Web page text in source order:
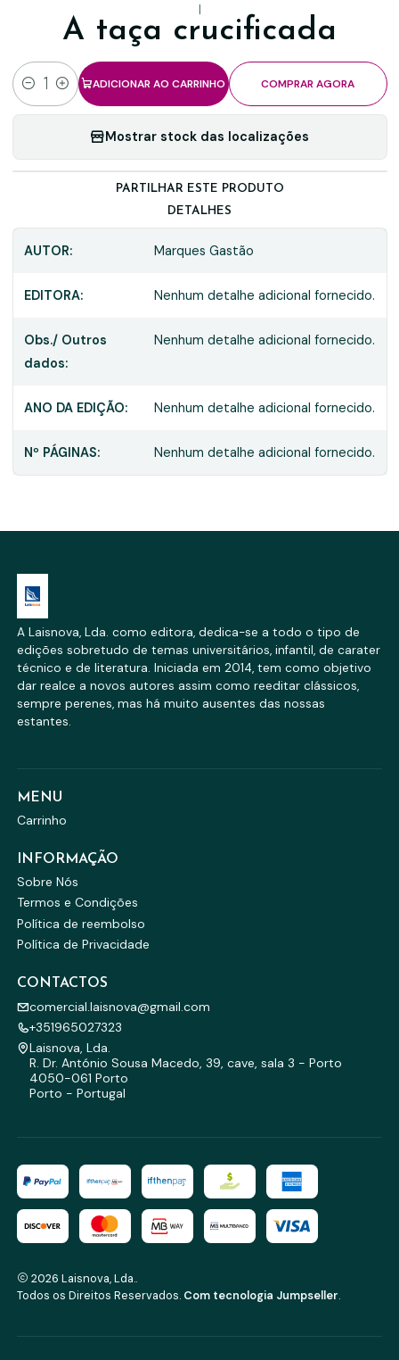
|
A taça crucificada
Quantidade
ADICIONAR AO CARRINHO COMPRAR AGORA
Mostrar stock das localizações
PARTILHAR ESTE PRODUTO
DETALHES
AUTOR: Marques Gastão
EDITORA: Nenhum detalhe adicional fornecido.
Obs./ Outros
dados:
Nenhum detalhe adicional fornecido.
ANO DA EDIÇÃO: Nenhum detalhe adicional fornecido.
Nº PÁGINAS: Nenhum detalhe adicional fornecido.
A Laisnova, Lda. como editora, dedica-se a todo o tipo de
edições sobretudo de temas universitários, infantil, de carater
técnico e de literatura. Iniciada em 2014, tem como objetivo
dar realce a novos autores assim como reeditar clássicos,
sempre perenes, mas há muito ausentes das nossas
estantes.
MENU
Carrinho
INFORMAÇÃO
Sobre Nós
Termos e Condições
Política de reembolso
Política de Privacidade
CONTACTOS
comercial.laisnova@gmail.com
+351965027323
Laisnova, Lda.
R. Dr. António Sousa Macedo, 39, cave, sala 3 - Porto
4050-061 Porto
Porto - Portugal
2026 Laisnova, Lda..
Todos os Direitos Reservados. Com tecnologia Jumpseller.